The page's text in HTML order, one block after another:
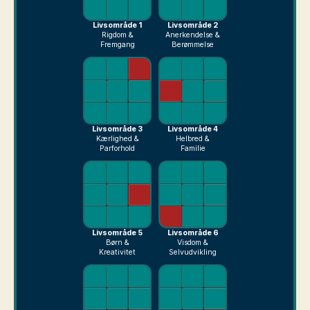
Livsområde 1
Rigdom &
Fremgang
Livsområde 2
Anerkendelse &
Berømmelse
Livsområde 3
Kærlighed &
Parforhold
Livsområde 4
Helbred &
Familie
Livsområde 5
Børn &
Kreativitet
Livsområde 6
Visdom &
Selvudvikling